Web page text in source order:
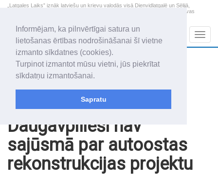
Informējam, ka pilnvērtīgai satura un
lietošanas ērtības nodrošināšanai šī vietne
izmanto sīkdatnes (cookies).
Turpinot izmantot mūsu vietni, jūs piekrītat
sīkdatņu izmantošanai.
Sapratu
„Latgales Laiks” iznāk latviešu un krievu valodās visā Dienvidlatgalē un Sēlijā,
„Latgales Laiks” latviešu valodā aptver Daugavpils valstspilsētu, Augšdaugavas
2026. gada 8. augusts
Sestdiena
Mudīte, Vladislava, Vladislavs
+16.7
Daugavpilieši nav
sajūsmā par autoostas
rekonstrukcijas projektu